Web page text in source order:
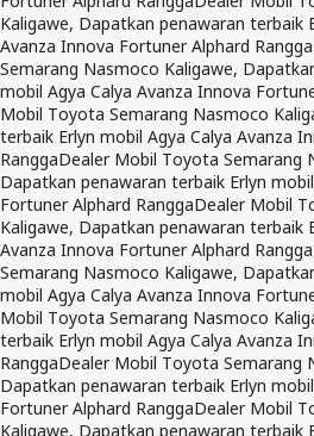
Kaligawe, Dapatkan penawaran terbaik
Avanza Innova Fortuner Alphard Rangga
Semarang Nasmoco Kaligawe,
mobil Agya Calya Avanza Innova
Mobil Toyota Semarang Nasmoco
terbaik Erlyn mobil Agya Calya Avanza
RanggaDealer Mobil Toyota Semarang
Dapatkan penawaran terbaik Erlyn
Fortuner Alphard RanggaDealer Mobil
Kaligawe, Dapatkan penawaran terbaik
Avanza Innova Fortuner Alphard Rangga
Semarang Nasmoco Kaligawe,
mobil Agya Calya Avanza Innova
Mobil Toyota Semarang Nasmoco
terbaik Erlyn mobil Agya Calya Avanza
RanggaDealer Mobil Toyota Semarang
Dapatkan penawaran terbaik Erlyn
Fortuner Alphard RanggaDealer Mobil
Kaligawe, Dapatkan penawaran terbaik